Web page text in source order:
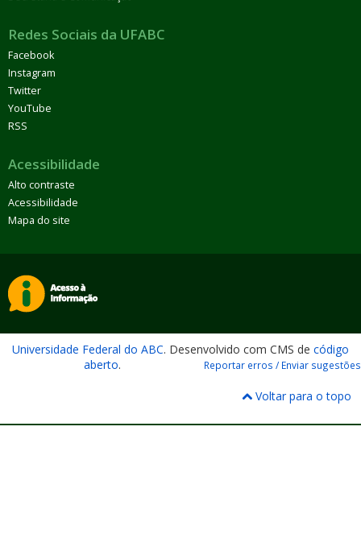
Redes Sociais da UFABC
Facebook
Instagram
Twitter
YouTube
RSS
Acessibilidade
Alto contraste
Acessibilidade
Mapa do site
Universidade Federal do ABC. Desenvolvido com CMS de código
aberto. Reportar erros / Enviar sugestões
Voltar para o topo